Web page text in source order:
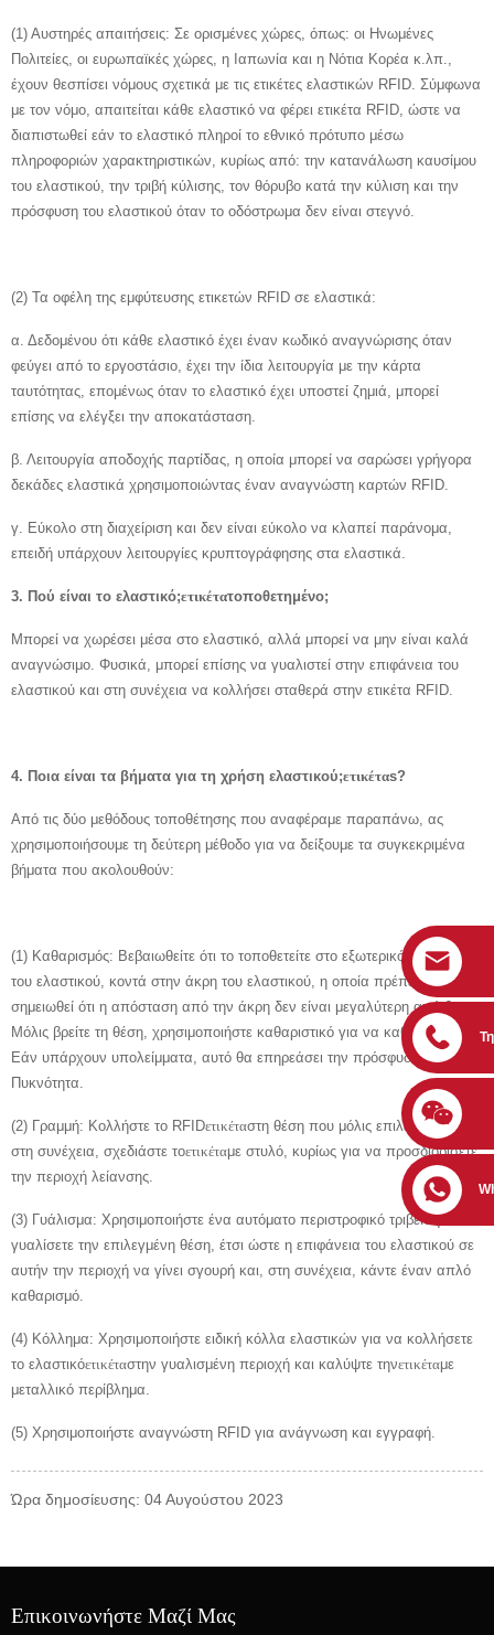
(1) Αυστηρές απαιτήσεις: Σε ορισμένες χώρες, όπως: οι Ηνωμένες
Πολιτείες, οι ευρωπαϊκές χώρες, η Ιαπωνία και η Νότια Κορέα κ.λπ.,
έχουν θεσπίσει νόμους σχετικά με τις ετικέτες ελαστικών RFID. Σύμφωνα
με τον νόμο, απαιτείται κάθε ελαστικό να φέρει ετικέτα RFID, ώστε να
διαπιστωθεί εάν το ελαστικό πληροί το εθνικό πρότυπο μέσω
πληροφοριών χαρακτηριστικών, κυρίως από: την κατανάλωση καυσίμου
του ελαστικού, την τριβή κύλισης, τον θόρυβο κατά την κύλιση και την
πρόσφυση του ελαστικού όταν το οδόστρωμα δεν είναι στεγνό.
(2) Τα οφέλη της εμφύτευσης ετικετών RFID σε ελαστικά:
α. Δεδομένου ότι κάθε ελαστικό έχει έναν κωδικό αναγνώρισης όταν
φεύγει από το εργοστάσιο, έχει την ίδια λειτουργία με την κάρτα
ταυτότητας, επομένως όταν το ελαστικό έχει υποστεί ζημιά, μπορεί
επίσης να ελέγξει την αποκατάσταση.
β. Λειτουργία αποδοχής παρτίδας, η οποία μπορεί να σαρώσει γρήγορα
δεκάδες ελαστικά χρησιμοποιώντας έναν αναγνώστη καρτών RFID.
γ. Εύκολο στη διαχείριση και δεν είναι εύκολο να κλαπεί παράνομα,
επειδή υπάρχουν λειτουργίες κρυπτογράφησης στα ελαστικά.
3. Πού είναι το ελαστικό;ετικέτατοποθετημένο;
Μπορεί να χωρέσει μέσα στο ελαστικό, αλλά μπορεί να μην είναι καλά
αναγνώσιμο. Φυσικά, μπορεί επίσης να γυαλιστεί στην επιφάνεια του
ελαστικού και στη συνέχεια να κολλήσει σταθερά στην ετικέτα RFID.
4. Ποια είναι τα βήματα για τη χρήση ελαστικού;ετικέταs?
Από τις δύο μεθόδους τοποθέτησης που αναφέραμε παραπάνω, ας
χρησιμοποιήσουμε τη δεύτερη μέθοδο για να δείξουμε τα συγκεκριμένα
βήματα που ακολουθούν:
(1) Καθαρισμός: Βεβαιωθείτε ότι το τοποθετείτε στο εξωτερικό τοίχωμα
του ελαστικού, κοντά στην άκρη του ελαστικού, η οποία πρέπει να
σημειωθεί ότι η απόσταση από την άκρη δεν είναι μεγαλύτερη από 6 cm.
Μόλις βρείτε τη θέση, χρησιμοποιήστε καθαριστικό για να καθαρίσετε.
Εάν υπάρχουν υπολείμματα, αυτό θα επηρεάσει την πρόσφυση.
Πυκνότητα.
(2) Γραμμή: Κολλήστε το RFIDετικέταστη θέση που μόλις επιλέξατε και,
στη συνέχεια, σχεδιάστε τοετικέταμε στυλό, κυρίως για να προσδιορίσετε
την περιοχή λείανσης.
(3) Γυάλισμα: Χρησιμοποιήστε ένα αυτόματο περιστροφικό τριβείο για να
γυαλίσετε την επιλεγμένη θέση, έτσι ώστε η επιφάνεια του ελαστικού σε
αυτήν την περιοχή να γίνει σγουρή και, στη συνέχεια, κάντε έναν απλό
καθαρισμό.
(4) Κόλλημα: Χρησιμοποιήστε ειδική κόλλα ελαστικών για να κολλήσετε
το ελαστικόετικέταστην γυαλισμένη περιοχή και καλύψτε τηνετικέταμε
μεταλλικό περίβλημα.
(5) Χρησιμοποιήστε αναγνώστη RFID για ανάγνωση και εγγραφή.
Ώρα δημοσίευσης: 04 Αυγούστου 2023
Επικοινωνήστε Μαζί Μας